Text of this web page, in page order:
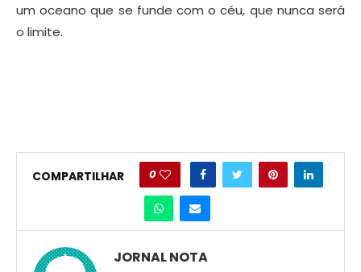
um oceano que se funde com o céu, que nunca será
o limite.
COMPARTILHAR 0
JORNAL NOTA